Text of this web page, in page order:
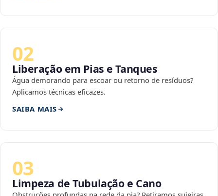
02
Liberação em Pias e Tanques
Água demorando para escoar ou retorno de resíduos?
Aplicamos técnicas eficazes.
SAIBA MAIS
03
Limpeza de Tubulação e Cano